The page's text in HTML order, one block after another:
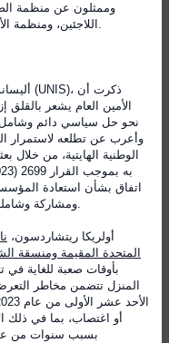
وممثلون عن منظمة
اللاجئين، ومنظمة الأغذية والزراعة، واللجنة الدولية للصليب الأحمر.
(UNIS)، ذكرت أن
الأمين العام يشعر بالقلق
نحو حل سياسي دائم وشامل
وأعرب عن تطلعه لاستمرار
الوطنية الهايتية، من
اتفاق بشأن استعادة
ومشاركة وشاملة - لتحقيق سيادة القانون والأمن المستدامين.
أولريكا ريتشاردسون،
المتحدة المقيمة ومنسقة
بأوقات صعبة للغاية في
المنزل تتضمن مخاطر
أو اغتصاب، بما في ذلك
بسبب سنوات من